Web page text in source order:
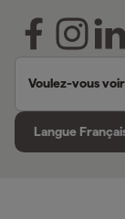
Voulez-vous
Langue